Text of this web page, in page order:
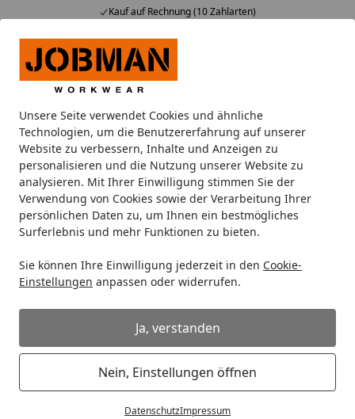
Unsere Seite verwendet Cookies und ähnliche
Technologien, um die Benutzererfahrung auf unserer
Website zu verbessern, Inhalte und Anzeigen zu
personalisieren und die Nutzung unserer Website zu
analysieren. Mit Ihrer Einwilligung stimmen Sie der
Verwendung von Cookies sowie der Verarbeitung Ihrer
persönlichen Daten zu, um Ihnen ein bestmögliches
Surferlebnis und mehr Funktionen zu bieten.
Sie können Ihre Einwilligung jederzeit in den Cookie-
Einstellungen anpassen oder widerrufen.
Ja, verstanden
Nein, Einstellungen öffnen
DatenschutzImpressum
Kauf auf Rechnung (10 Zahlarten)
Alle Produkte
Mein Konto
Suchen
Startseite
Fertigteich Schritt für Schritt-Anleitung
Schritt für Schritt-Anleitung zum
Einbau einer Teichschale
Teichschalen selbst einbauen-